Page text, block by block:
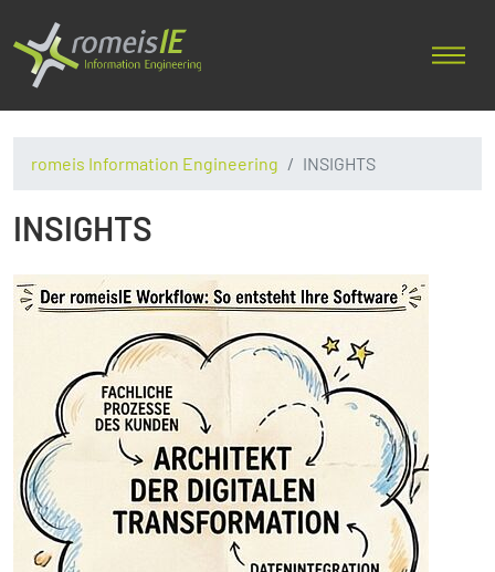
romeis Information Engineering INSIGHTS
INSIGHTS